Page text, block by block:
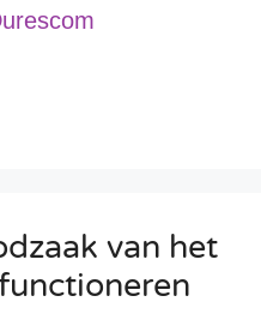
van het